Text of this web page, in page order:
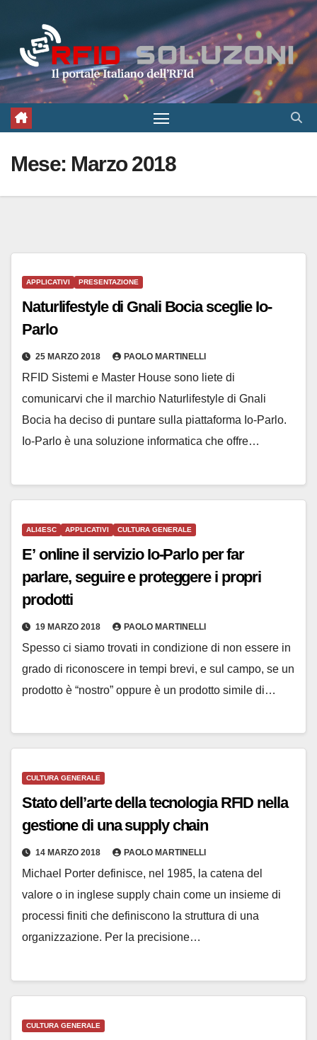
contenuto
Mese: Marzo 2018
APPLICATIVI PRESENTAZIONE
Naturlifestyle di Gnali Bocia sceglie Io-
Parlo
25 MARZO 2018 PAOLO MARTINELLI
RFID Sistemi e Master House sono liete di
comunicarvi che il marchio Naturlifestyle di Gnali
Bocia ha deciso di puntare sulla piattaforma Io-Parlo.
Io-Parlo è una soluzione informatica che offre…
ALI4ESC APPLICATIVI CULTURA GENERALE
E’ online il servizio Io-Parlo per far
parlare, seguire e proteggere i propri
prodotti
19 MARZO 2018 PAOLO MARTINELLI
Spesso ci siamo trovati in condizione di non essere in
grado di riconoscere in tempi brevi, e sul campo, se un
prodotto è “nostro” oppure è un prodotto simile di…
CULTURA GENERALE
Stato dell’arte della tecnologia RFID nella
gestione di una supply chain
14 MARZO 2018 PAOLO MARTINELLI
Michael Porter definisce, nel 1985, la catena del
valore o in inglese supply chain come un insieme di
processi finiti che definiscono la struttura di una
organizzazione. Per la precisione…
CULTURA GENERALE